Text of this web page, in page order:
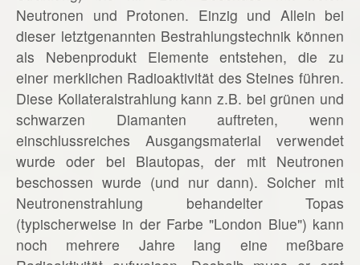
Neutronen und Protonen. Einzig und Allein bei
dieser letztgenannten Bestrahlungstechnik können
als Nebenprodukt Elemente entstehen, die zu
einer merklichen Radioaktivität des Steines führen.
Diese Kollateralstrahlung kann z.B. bei grünen und
schwarzen Diamanten auftreten, wenn
einschlussreiches Ausgangsmaterial verwendet
wurde oder bei Blautopas, der mit Neutronen
beschossen wurde (und nur dann). Solcher mit
Neutronenstrahlung behandelter Topas
(typischerweise in der Farbe "London Blue") kann
noch mehrere Jahre lang eine meßbare